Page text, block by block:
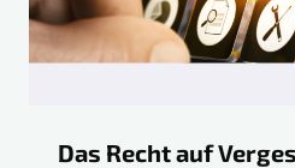
Das Recht auf